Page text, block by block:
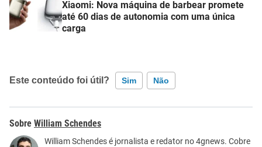
Xiaomi: Nova máquina de barbear promete
até 60 dias de autonomia com uma única
carga
Este conteúdo foi útil? Sim Não
Este conteúdo contém informação incorreta
Este conteúdo não tem a informação que procuro
William Schendes
William Schendes é jornalista e redator no 4gnews. Cobre